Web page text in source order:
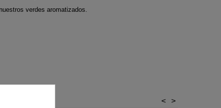
verdes aromatizados.
>
<